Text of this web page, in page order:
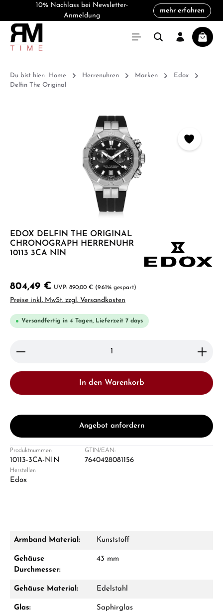
10% Nachlass bei Newsletter-
Anmeldung
mehr erfahren
Du bist hier: Home Herrenuhren Marken
Edox
Delfin The Original
EDOX DELFIN THE ORIGINAL
CHRONOGRAPH HERRENUHR
10113 3CA NIN
804,49 € 890,00 € (9.61% gespart)
Preise inkl. MwSt. zzgl. Versandkosten
Versandfertig in 4 Tagen, Lieferzeit 7 days
Produkt Anzahl: Gib den gewünschten Wert ein
In den Warenkorb
Angebot anfordern
Produktnummer:
10113-3CA-NIN
GTIN/EAN:
7640428081156
Hersteller:
Edox
Armband Material: Kunststoff
Gehäuse
Durchmesser:
43 mm
Gehäuse Material: Edelstahl
Glas: Saphirglas